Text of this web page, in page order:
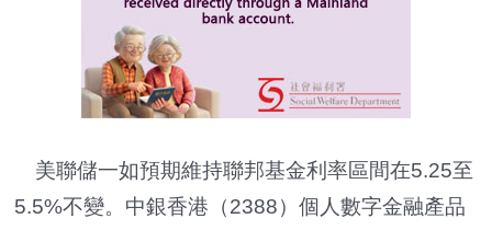
美聯儲一如預期維持聯邦基金利率區間在5.25至
5.5%不變。中銀香港（2388）個人數字金融產品